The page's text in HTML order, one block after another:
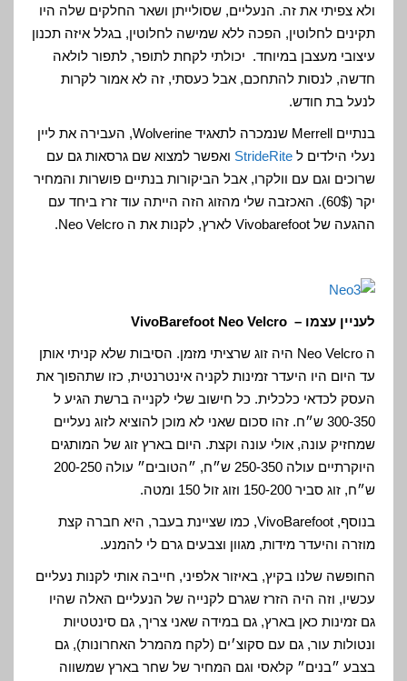
ולא צפיתי את זה. הנעליים, שסולייתן ושאר החלקים שלה היו
תקינים לחלוטין, הפכה ללא שמישה לחלוטין, בגלל איזה תכנון
עיצובי מעצבן במיוחד. יכולתי לקחת לתופר, לתפור לולאה
חדשה, לנסות להתחכם, אבל כעסתי, זה לא אמור לקרות
לנעל בת חודש.
בנתיים Merrell שנמכרה לתאגיד Wolverine, העבירה את ליין
נעלי הילדים ל StrideRite ואפשר למצוא שם גרסאות גם עם
שרוכים וגם עם וולקרו, אבל הביקורות בנתיים פושרות והמחיר
יקר (60$). האכזבה שלי מהזוג הזה הייתה עוד זרז ביחד עם
ההגעה של Vivobarefoot לארץ, לקנות את ה Neo Velcro.
לעניין עצמו – VivoBarefoot Neo Velcro
ה Neo Velcro היה זוג שרציתי מזמן. הסיבות שלא קניתי אותן
עד היום היו היעדר זמינות לקניה אינטרנטית, כזו שתהפוך את
העסק לכדאי כלכלית. כל חישוב שלי לקנייה ברשת הגיע ל
300-350 ש״ח. זהו סכום שאני לא מוכן להוציא לזוג נעליים
שמחזיק עונה, אולי עונה וקצת. היום בארץ זוג של המותגים
היוקרתיים עולה 250-350 ש״ח, ״הטובים״ עולה 200-250
ש״ח, זוג סביר 150-200 וזוג זול 150 ומטה.
בנוסף, VivoBarefoot, כמו שציינת בעבר, היא חברה קצת
מוזרה והיעדר מידות, מגוון וצבעים גרם לי להמנע.
החופשה שלנו בקיץ, באיזור אלפיני, חייבה אותי לקנות נעליים
עכשיו, וזה היה הזרז שגרם לקנייה של הנעליים האלה שהיו
גם זמינות כאן בארץ, גם במידה שאני צריך, גם סינטטיות
ונטולות עור, גם עם סקוצ׳ים (לקח מהמרל האחרונות), גם
בצבע ״בנים״ קלאסי וגם המחיר של שחר בארץ שמשווה